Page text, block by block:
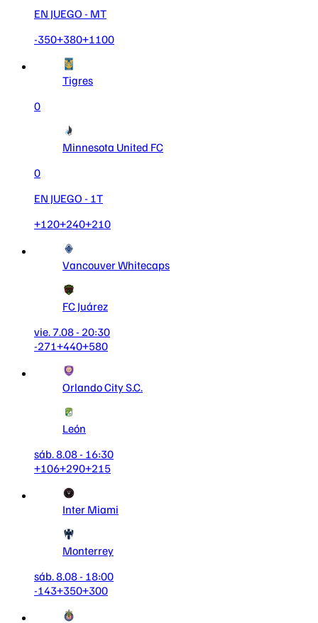
EN JUEGO - MT
-350+380+1100
Tigres
0
Minnesota United FC
0
EN JUEGO - 1T
+120+240+210
Vancouver Whitecaps
FC Juárez
vie. 7.08 - 20:30
-271+440+580
Orlando City S.C.
León
sáb. 8.08 - 16:30
+106+290+215
Inter Miami
Monterrey
sáb. 8.08 - 18:00
-143+350+300